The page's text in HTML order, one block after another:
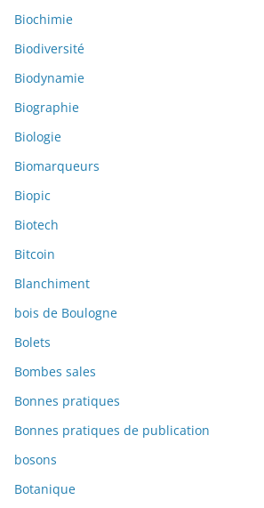
Biochimie
Biodiversité
Biodynamie
Biographie
Biologie
Biomarqueurs
Biopic
Biotech
Bitcoin
Blanchiment
bois de Boulogne
Bolets
Bombes sales
Bonnes pratiques
Bonnes pratiques de publication
bosons
Botanique